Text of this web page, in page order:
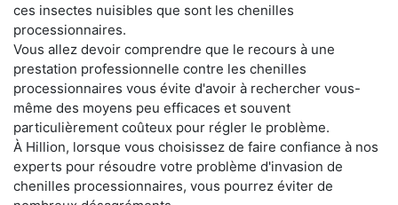
ces insectes nuisibles que sont les chenilles
processionnaires.
Vous allez devoir comprendre que le recours à une
prestation professionnelle contre les chenilles
processionnaires vous évite d'avoir à rechercher vous-
même des moyens peu efficaces et souvent
particulièrement coûteux pour régler le problème.
À Hillion, lorsque vous choisissez de faire confiance à nos
experts pour résoudre votre problème d'invasion de
chenilles processionnaires, vous pourrez éviter de